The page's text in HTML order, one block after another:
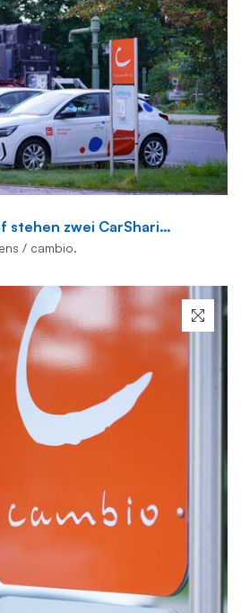
zwei CarSharing-Fahrzeuge.
/ cambio.